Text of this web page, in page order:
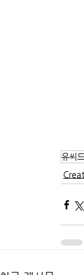
유씨드